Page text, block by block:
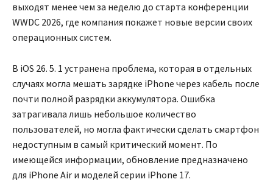
выходят менее чем за неделю до старта конференции
WWDC 2026, где компания покажет новые версии своих
операционных систем.
В iOS 26. 5. 1 устранена проблема, которая в отдельных
случаях могла мешать зарядке iPhone через кабель после
почти полной разрядки аккумулятора. Ошибка
затрагивала лишь небольшое количество
пользователей, но могла фактически сделать смартфон
недоступным в самый критический момент. По
имеющейся информации, обновление предназначено
для iPhone Air и моделей серии iPhone 17.